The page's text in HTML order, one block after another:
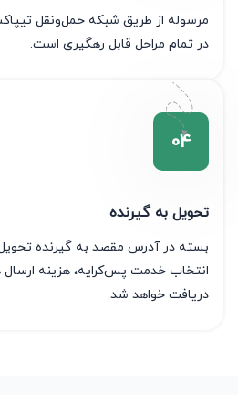
مرسوله از طریق شبکه حمل‌ونقل
در تمام مراحل قابل رهگیری است.
تحویل به گیرنده
بسته در آدرس مقصد به گیرنده
انتخاب خدمت پس‌کرایه، هزینه ارسال
دریافت خواهد شد.